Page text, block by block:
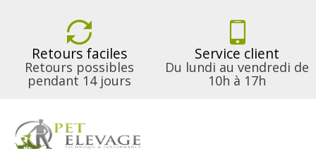
Retours faciles
Retours possibles
pendant 14 jours
Service client
Du lundi au vendredi de
10h à 17h